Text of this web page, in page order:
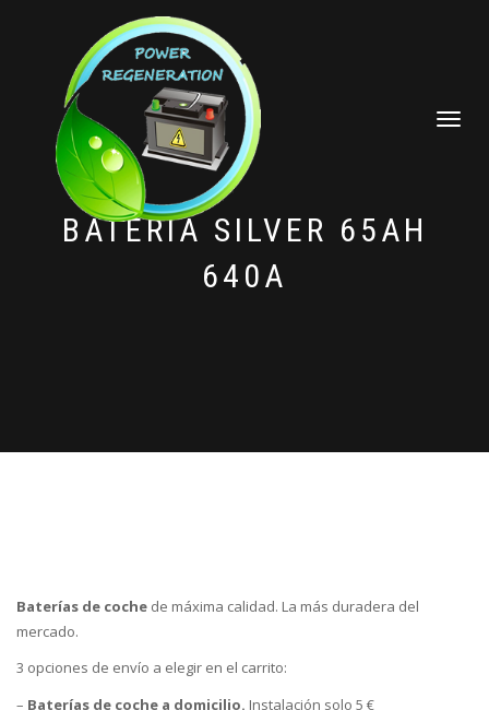
CAMBIAR
BATERÍA SILVER 65AH
640A
Baterías de coche de máxima calidad. La más duradera del
mercado.
3 opciones de envío a elegir en el carrito:
– Baterías de coche a domicilio. Instalación solo 5 €